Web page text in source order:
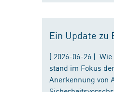
Ein Update
( 2026-06-26 )
stand im Fokus
Anerkennung von